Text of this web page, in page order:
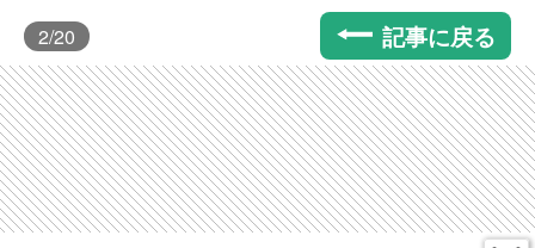
2/20 記事に戻る